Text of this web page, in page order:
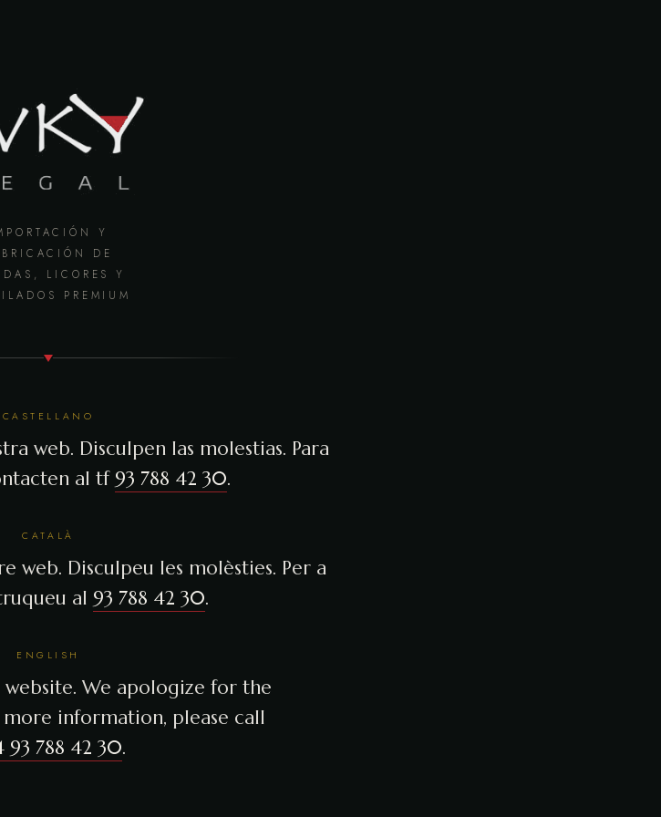
Y
DE
LICORES Y
PREMIUM
CASTELLANO
web. Disculpen las molestias. Para
al tf 93 788 42 30.
CATALÀ
web. Disculpeu les molèsties. Per a
al 93 788 42 30.
ENGLISH
We apologize for the
information, please call
93 788 42 30.